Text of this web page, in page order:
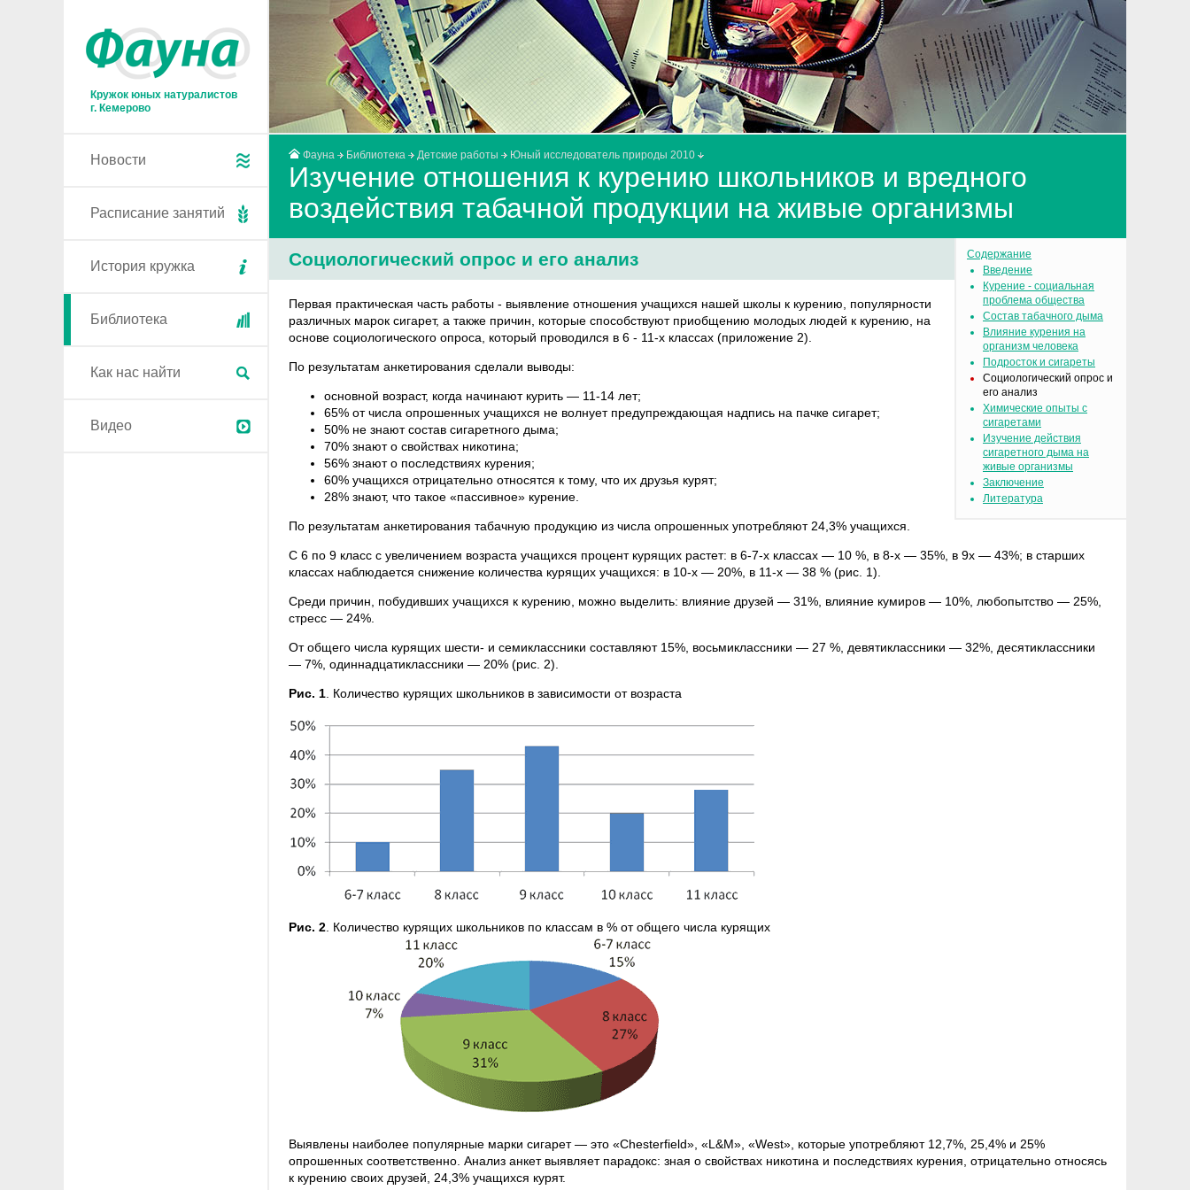
Кружок юных натуралистов
г. Кемерово
Новости
Расписание занятий
История кружка
Библиотека
Как нас найти
Видео
Фауна Библиотека Детские работы Юный исследователь природы 2010
Изучение отношения к курению школьников и вредного
воздействия табачной продукции на живые организмы
Содержание
Введение
Курение - социальная
проблема общества
Состав табачного дыма
Влияние курения на
организм человека
Подросток и сигареты
Социологический опрос и
его анализ
Химические опыты с
сигаретами
Изучение действия
сигаретного дыма на
живые организмы
Заключение
Литература
Социологический опрос и его анализ
Первая практическая часть работы - выявление отношения учащихся нашей школы к курению, популярности
различных марок сигарет, а также причин, которые способствуют приобщению молодых людей к курению, на
основе социологического опроса, который проводился в 6 - 11-х классах (приложение 2).
По результатам анкетирования сделали выводы:
основной возраст, когда начинают курить — 11-14 лет;
65% от числа опрошенных учащихся не волнует предупреждающая надпись на пачке сигарет;
50% не знают состав сигаретного дыма;
70% знают о свойствах никотина;
56% знают о последствиях курения;
60% учащихся отрицательно относятся к тому, что их друзья курят;
28% знают, что такое «пассивное» курение.
По результатам анкетирования табачную продукцию из числа опрошенных употребляют 24,3% учащихся.
С 6 по 9 класс с увеличением возраста учащихся процент курящих растет: в 6-7-х классах — 10 %, в 8-х — 35%, в 9х — 43%; в старших
классах наблюдается снижение количества курящих учащихся: в 10-х — 20%, в 11-х — 38 % (рис. 1).
Среди причин, побудивших учащихся к курению, можно выделить: влияние друзей — 31%, влияние кумиров — 10%, любопытство — 25%,
стресс — 24%.
От общего числа курящих шести- и семиклассники составляют 15%, восьмиклассники — 27 %, девятиклассники — 32%, десятиклассники
— 7%, одиннадцатиклассники — 20% (рис. 2).
Рис. 1 . Количество курящих школьников в зависимости от возраста
Рис. 2 . Количество курящих школьников по классам в % от общего числа курящих
Выявлены наиболее популярные марки сигарет — это «Chesterfield», «L&М», «West», которые употребляют 12,7%, 25,4% и 25%
опрошенных соответственно. Анализ анкет выявляет парадокс: зная о свойствах никотина и последствиях курения, отрицательно относясь
к курению своих друзей, 24,3% учащихся курят.